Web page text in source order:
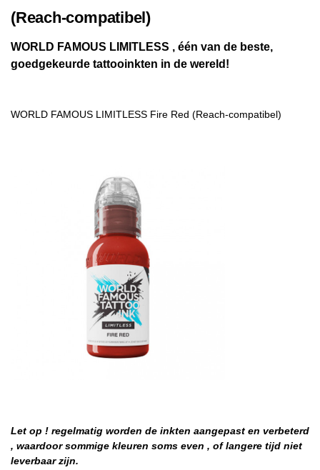
(Reach-compatibel)
WORLD FAMOUS LIMITLESS , één van de beste,
goedgekeurde tattooinkten in de wereld!
WORLD FAMOUS LIMITLESS Fire Red (Reach-compatibel)
Let op ! regelmatig worden de inkten aangepast en verbeterd
, waardoor sommige kleuren soms even , of langere tijd niet
leverbaar zijn.